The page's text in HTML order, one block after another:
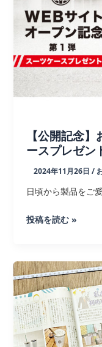
ー
フ
ァ
イ
ー
品
が
加
さ
ま
【公開記念
ースプレゼン
2024年11月26日 /
日頃から製品をご
【公
念】
お
好
み
の
デ
投稿を読む »